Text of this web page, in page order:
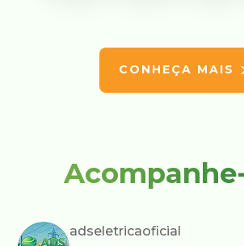
CONHEÇA MAIS
adseletricaoficial